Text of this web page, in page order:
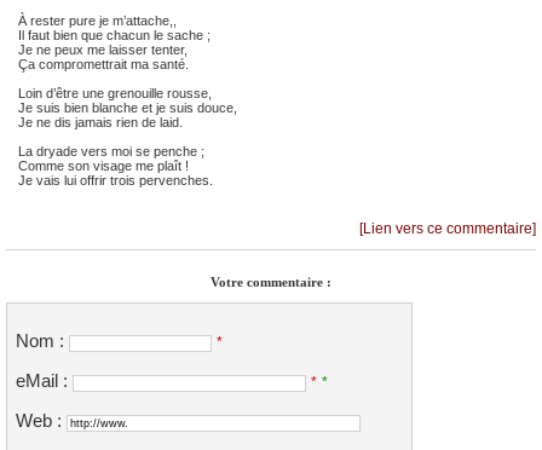
À rester pure je m’attache,,
Il faut bien que chacun le sache ;
Je ne peux me laisser tenter,
Ça compromettrait ma santé.
Loin d’être une grenouille rousse,
Je suis bien blanche et je suis douce,
Je ne dis jamais rien de laid.
La dryade vers moi se penche ;
Comme son visage me plaît !
Je vais lui offrir trois pervenches.
[Lien vers ce commentaire]
Votre commentaire :
Nom : *
eMail : * *
Web :